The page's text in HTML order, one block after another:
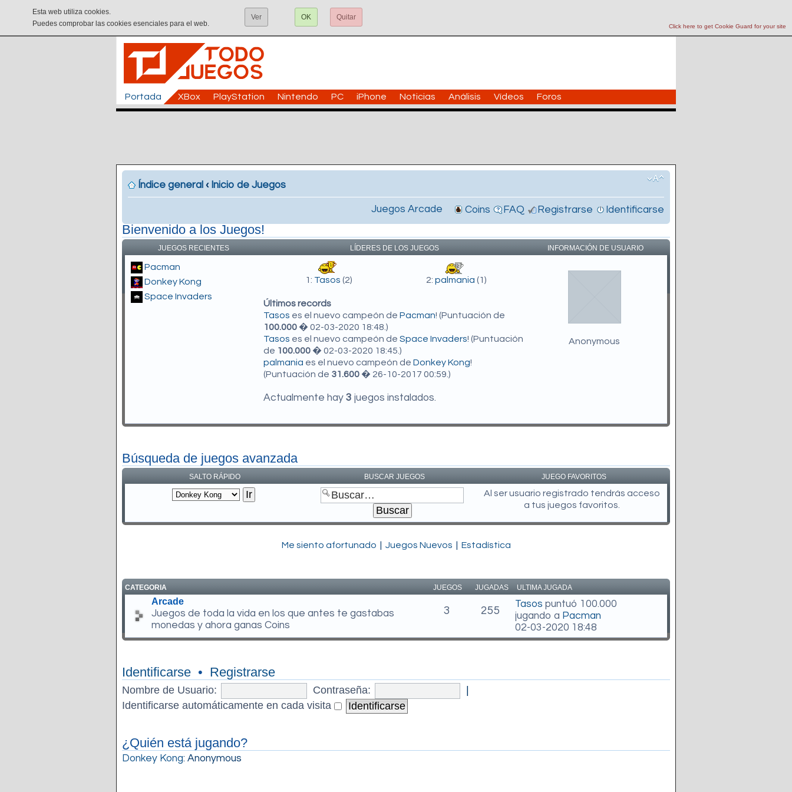
Click here to get Cookie Guard for your site
Esta web utiliza cookies.
Puedes comprobar las cookies esenciales para el web.
Ver OK Quitar
Portada XBox PlayStation Nintendo PC iPhone Noticias Análisis Vídeos Foros
Índice general ‹ Inicio de Juegos
Juegos Arcade Coins FAQ Registrarse Identificarse
Bienvenido a los Juegos!
JUEGOS RECIENTES LÍDERES DE LOS JUEGOS INFORMACIÓN DE USUARIO
Pacman
Donkey Kong
Space Invaders
1: Tasos (2) 2:palmania (1)
Últimos records
Tasos es el nuevo campeón de Pacman! (Puntuación de
100.000 � 02-03-2020 18:48.)
Tasos es el nuevo campeón de Space Invaders! (Puntuación
de 100.000 � 02-03-2020 18:45.)
palmania es el nuevo campeón de Donkey Kong!
(Puntuación de 31.600 � 26-10-2017 00:59.)
Actualmente hay 3 juegos instalados.
Anonymous
Búsqueda de juegos avanzada
SALTO RÁPIDO BUSCAR JUEGOS JUEGO FAVORITOS
Al ser usuario registrado tendrás acceso
a tus juegos favoritos.
Me siento afortunado Juegos Nuevos Estadística
CATEGORIA JUEGOS JUGADAS ULTIMA JUGADA
Arcade
Juegos de toda la vida en los que antes te gastabas
monedas y ahora ganas Coins
3 255
Tasos puntuó 100.000
jugando a Pacman
02-03-2020 18:48
Identificarse • Registrarse
Nombre de Usuario: Contraseña:
|
Identificarse automáticamente en cada visita
¿Quién está jugando?
Donkey Kong: Anonymous